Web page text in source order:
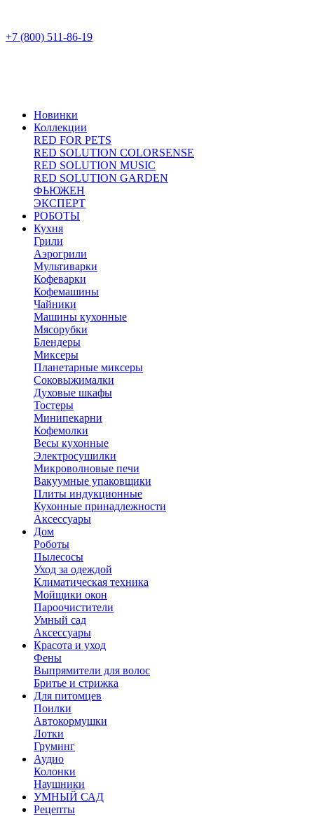
+7 (800) 511-86-19
Новинки
Коллекции
RED FOR PETS
RED SOLUTION COLORSENSE
RED SOLUTION MUSIC
RED SOLUTION GARDEN
ФЬЮЖЕН
ЭКСПЕРТ
РОБОТЫ
Кухня
Грили
Аэрогрили
Мультиварки
Кофеварки
Кофемашины
Чайники
Машины кухонные
Мясорубки
Блендеры
Миксеры
Планетарные миксеры
Соковыжималки
Духовые шкафы
Тостеры
Минипекарни
Кофемолки
Весы кухонные
Электросушилки
Микроволновые печи
Вакуумные упаковщики
Плиты индукционные
Кухонные принадлежности
Аксессуары
Дом
Роботы
Пылесосы
Уход за одеждой
Климатическая техника
Мойщики окон
Пароочистители
Умный сад
Аксессуары
Красота и уход
Фены
Выпрямители для волос
Бритье и стрижка
Для питомцев
Поилки
Автокормушки
Лотки
Груминг
Аудио
Колонки
Наушники
УМНЫЙ САД
Рецепты